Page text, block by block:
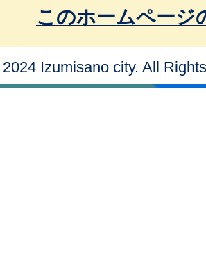
このホームページ
Izumisano city. All